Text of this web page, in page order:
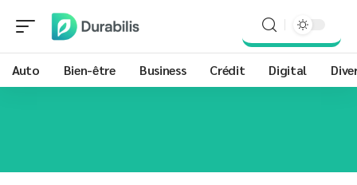
Auto Bien-être Business Crédit Digital